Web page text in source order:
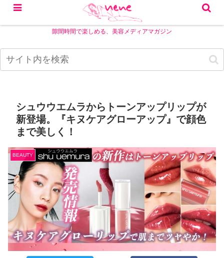
隙間時間で楽しめる、美容メディアマガジン
シュウウエムラからトーンアップリップが
新登場。『キヌケアグローアップ』で顔色
まで美しく！
BEAUTY